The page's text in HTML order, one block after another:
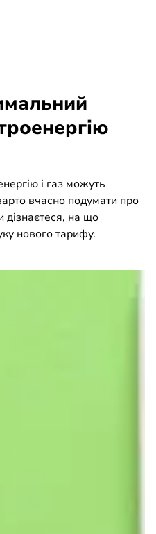
і газ можуть
вчасно подумати про
дізнаєтеся, на що
нового тарифу.